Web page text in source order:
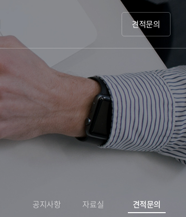
견적문의
공지사항 자료실 견적문의